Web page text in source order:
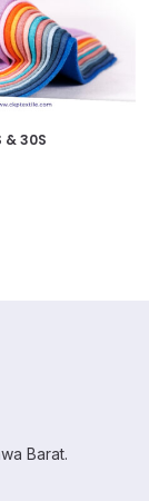
& 30S
Barat.